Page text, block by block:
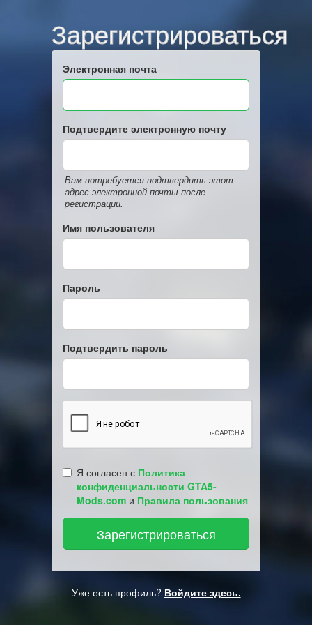
Зарегистрироваться
Электронная почта
Подтвердите электронную почту
Вам потребуется подтвердить этот
адрес электронной почты после
регистрации.
Имя пользователя
Пароль
Подтвердить пароль
Я согласен с Политика
конфиденциальности GTA5-
Mods.com и Правила пользования
Уже есть профиль? Войдите здесь.